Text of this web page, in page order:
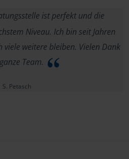
ist perfekt und die
Niveau. Ich bin seit Jahren
viele weitere bleiben. Vielen Dank
Team.
S. Petasch